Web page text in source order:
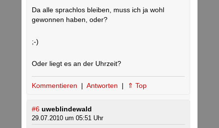
Da alle sprachlos bleiben, muss ich ja wohl
gewonnen haben, oder?
;-)
Oder liegt es an der Uhrzeit?
Kommentieren | Antworten | ⇑ Top
#6 uweblindewald
29.07.2010 um 05:51 Uhr